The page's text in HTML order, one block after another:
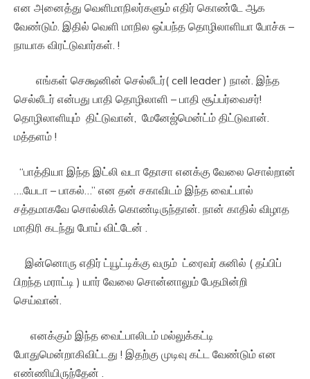
என அனைத்து வெளிமாநிலர்களும் எதிர் கொண்டே ஆக
வேண்டும். இதில் வெளி மாநில ஒப்பந்த தொழிலாளியா போச்சு –
நாயாக விரட்டுவார்கள். !
எங்கள் செக்ஷனின் செல்லீடர்( cell leader ) நான். இந்த
செல்லீடர் என்பது பாதி தொழிலாளி – பாதி சூப்பர்வைசர்!
தொழிலாளியும் திட்டுவான், மேனேஜ்மென்ட்ம் திட்டுவான்.
மத்தளம் !
“பாத்தியா இந்த இட்லி வடா தோசா எனக்கு வேலை சொல்றான்
….யேடா – பாகல்…” என தன் சகாவிடம் இந்த வைட்பால்
சத்தமாகவே சொல்லிக் கொண்டிருந்தான். நான் காதில் விழாத
மாதிரி கடந்து போய் விட்டேன் .
இன்னொரு எதிர் ட்யூட்டிக்கு வரும் ட்ரைவர் சுனில் ( தப்பிப்
பிறந்த மராட்டி ) யார் வேலை சொன்னாலும் பேதமின்றி
செய்வான்.
எனக்கும் இந்த வைட்பாலிடம் மல்லுக்கட்டி
போதுமென்றாகிவிட்டது ! இதற்கு முடிவு கட்ட வேண்டும் என
எண்ணியிருந்தேன் .